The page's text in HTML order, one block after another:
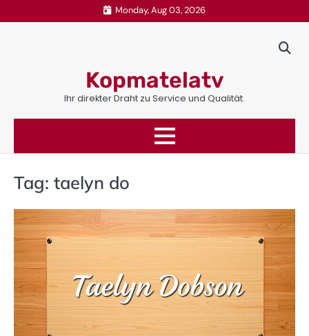
to
Monday, Aug 03, 2026
Kopmatelatv
Ihr direkter Draht zu Service und Qualität.
Tag: taelyn do